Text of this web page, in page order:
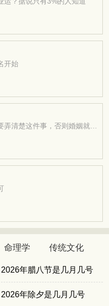
开始
结婚前，你一定要弄清楚这件事，否则婚姻就是你的坟墓
命理学 传统文化
2026年腊八节是几月几号
2026年除夕是几月几号